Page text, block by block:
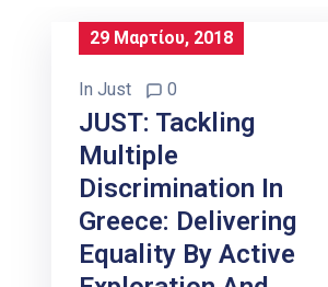
29 Μαρτίου, 2018
In Just 0
JUST: Tackling
Multiple
Discrimination In
Greece: Delivering
Equality By Active